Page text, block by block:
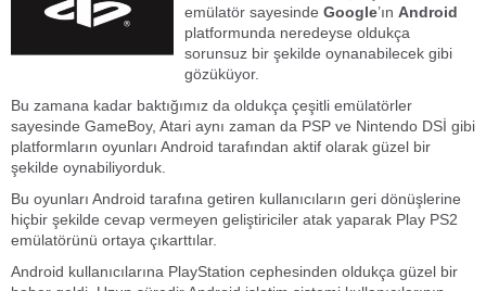
emülatör sayesinde Google’ın Android
platformunda neredeyse oldukça
sorunsuz bir şekilde oynanabilecek gibi
gözüküyor.
Bu zamana kadar baktığımız da oldukça çeşitli emülatörler
sayesinde GameBoy, Atari aynı zaman da PSP ve Nintendo DSİ gibi
platformların oyunları Android tarafından aktif olarak güzel bir
şekilde oynabiliyorduk.
Bu oyunları Android tarafına getiren kullanıcıların geri dönüşlerine
hiçbir şekilde cevap vermeyen geliştiriciler atak yaparak Play PS2
emülatörünü ortaya çıkarttılar.
Android kullanıcılarına PlayStation cephesinden oldukça güzel bir